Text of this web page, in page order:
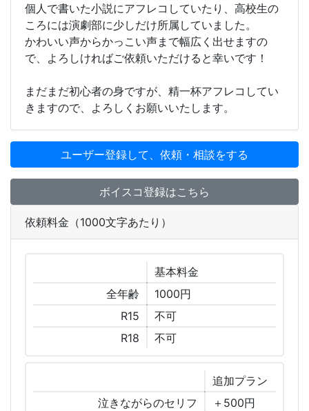
個人で書いた小説にアフレコしていたり、高校生の
ころには演劇部に少しだけ所属していました。
かわいい声からかっこい声まで幅広く出せますの
で、よろしければご依頼いただけると幸いです！
まだまだ初心者の身ですが、精一杯アフレコしてい
きますので、よろしくお願いいたします。
ユーザー登録して、依頼・相談をする
ボイスコ登録はこちら
依頼料金（1000文字あたり）
基本料金
全年齢
1000円
R15
不可
R18
不可
追加プラン
泣きながらのセリフ
＋500円